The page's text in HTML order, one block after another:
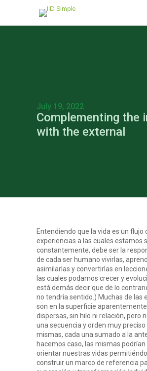
July 19, 2022
Complementing the
with the external
Entendiendo que la vida es un flujo
experiencias a las cuales estamos
constantemente, debe ser la
de cada ser humano vivirlas,
asimilarlas y convertirlas en
las cuales podamos crecer y
está demás decir que de lo
no tendría sentido.) Muchas de las
son en la superficie
dispersas, sin hilo ni relación, pero
una secuencia y orden muy preciso
mismas, cada una sumado a la
hacemos caso, las mismas podrían
orientar nuestras vidas
construir un marco de referencia